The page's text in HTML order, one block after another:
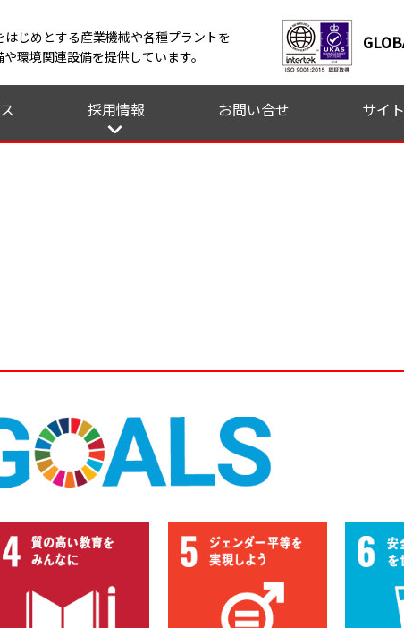
じめとする産業機械や各種プラントを
環境関連設備を提供しています。
採用情報 お問い合せ サイ